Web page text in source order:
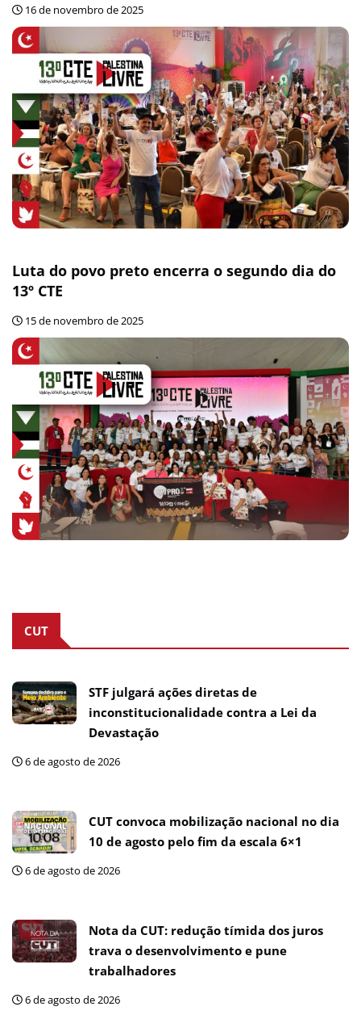
16 de novembro de 2025
Luta do povo preto encerra o segundo dia do
13º CTE
15 de novembro de 2025
CUT
STF julgará ações diretas de
inconstitucionalidade contra a Lei da
Devastação
6 de agosto de 2026
CUT convoca mobilização nacional no dia
10 de agosto pelo fim da escala 6×1
6 de agosto de 2026
Nota da CUT: redução tímida dos juros
trava o desenvolvimento e pune
trabalhadores
6 de agosto de 2026